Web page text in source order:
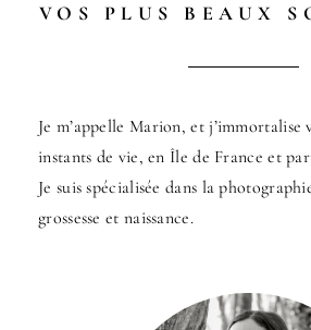
Voir
la
VOS PLUS BEAUX
Je m’appelle Marion, et j’immortalise
instants de vie, en Île de France et
Je suis spécialisée dans la
grossesse et naissance.